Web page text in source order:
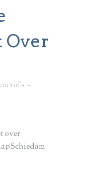
Over
over